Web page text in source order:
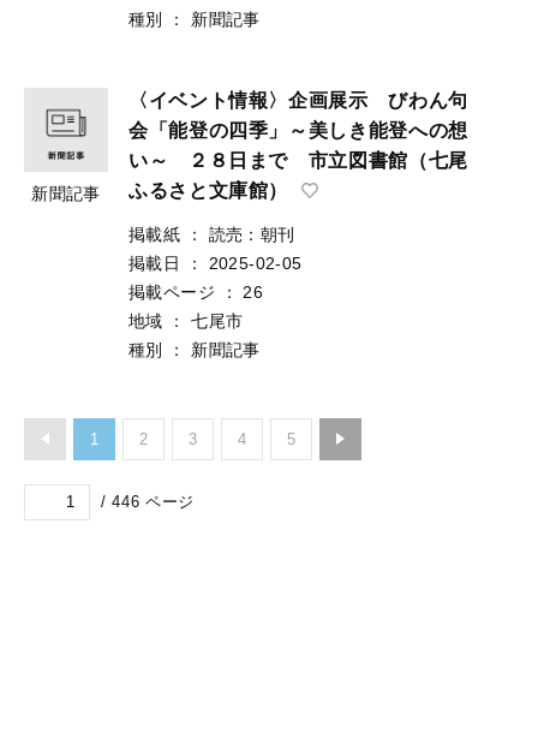
種別
： 新聞記事
新聞記事
〈イベント情報〉企画展示 びわん句
会「能登の四季」～美しき能登への想
い～ ２８日まで 市立図書館（七尾
ふるさと文庫館）
掲載紙 ：
読売：朝刊
掲載日
：
2025-02-05
掲載ページ
：
26
地域
：
七尾市
種別
： 新聞記事
1 2 3 4 5
/ 446 ページ